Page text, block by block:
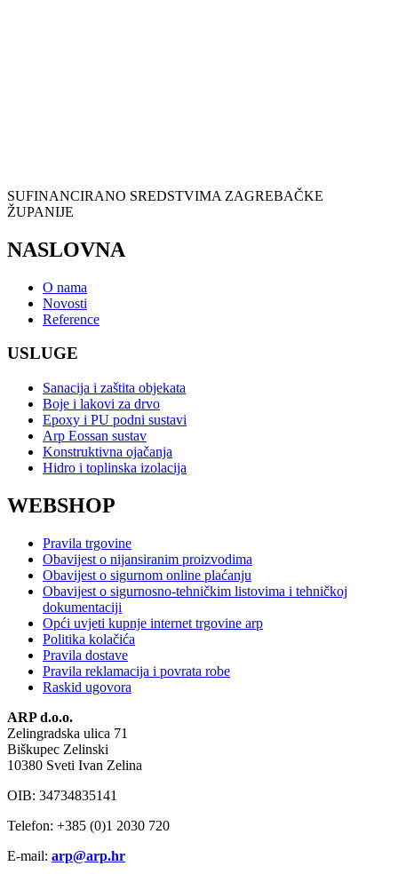
SUFINANCIRANO SREDSTVIMA ZAGREBAČKE
ŽUPANIJE
NASLOVNA
O nama
Novosti
Reference
USLUGE
Sanacija i zaštita objekata
Boje i lakovi za drvo
Epoxy i PU podni sustavi
Arp Eossan sustav
Konstruktivna ojačanja
Hidro i toplinska izolacija
WEBSHOP
Pravila trgovine
Obavijest o nijansiranim proizvodima
Obavijest o sigurnom online plaćanju
Obavijest o sigurnosno-tehničkim listovima i tehničkoj
dokumentaciji
Opći uvjeti kupnje internet trgovine arp
Politika kolačića
Pravila dostave
Pravila reklamacija i povrata robe
Raskid ugovora
ARP d.o.o.
Zelingradska ulica 71
Biškupec Zelinski
10380 Sveti Ivan Zelina
OIB: 34734835141
Telefon: +385 (0)1 2030 720
E-mail: arp@arp.hr